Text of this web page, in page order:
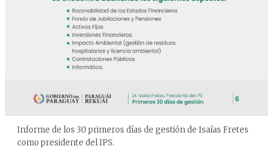
Informe de los 30 primeros días de gestión de Isaías Fretes
como presidente del IPS.